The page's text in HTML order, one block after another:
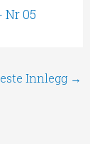
Nr 05
Innlegg →